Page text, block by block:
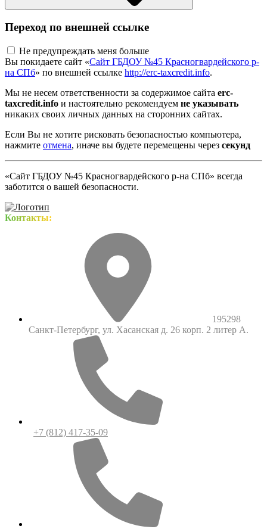
Переход по внешней ссылке
Не предупреждать меня больше
Вы покидаете сайт «Сайт ГБДОУ №45 Красногвардейского р-
на СПб» по внешней ссылке http://erc-taxcredit.info.
Мы не несем ответственности за содержимое сайта erc-
taxcredit.info и настоятельно рекомендуем не указывать
никаких своих личных данных на сторонних сайтах.
Если Вы не хотите рисковать безопасностью компьютера,
нажмите отмена, иначе вы будете перемещены через секунд
«Сайт ГБДОУ №45 Красногвардейского р-на СПб» всегда
заботится о вашей безопасности.
Контакты:
195298
Санкт-Петербург, ул. Хасанская д. 26 корп. 2 литер А.
+7 (812) 417-35-09